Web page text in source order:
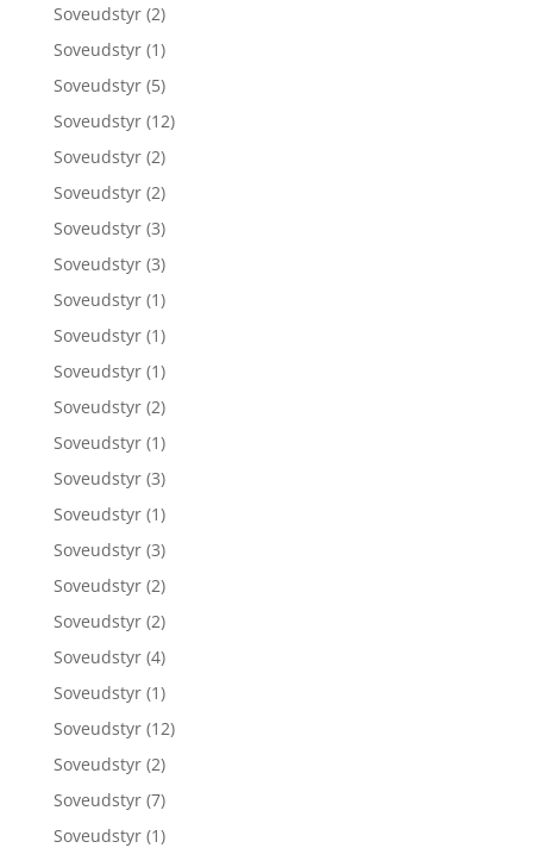
Soveudstyr (2)
Soveudstyr (1)
Soveudstyr (5)
Soveudstyr (12)
Soveudstyr (2)
Soveudstyr (2)
Soveudstyr (3)
Soveudstyr (3)
Soveudstyr (1)
Soveudstyr (1)
Soveudstyr (1)
Soveudstyr (2)
Soveudstyr (1)
Soveudstyr (3)
Soveudstyr (1)
Soveudstyr (3)
Soveudstyr (2)
Soveudstyr (2)
Soveudstyr (4)
Soveudstyr (1)
Soveudstyr (12)
Soveudstyr (2)
Soveudstyr (7)
Soveudstyr (1)